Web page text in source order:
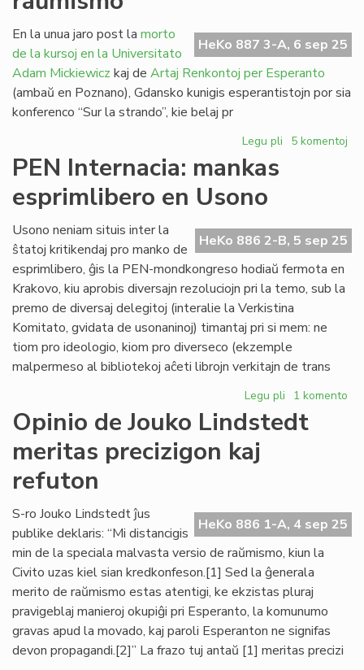
2025,
nun
presata
HeKo 887 3-A, 6 sep 25
En la unua jaro post la morto
de la kursoj en la Universitato
Adam Mickiewicz kaj de Artaj Renkontoj per Esperanto
(ambaŭ en Poznano), Gdansko kunigis esperantistojn por sia
konferenco “Sur la strando”, kie belaj pr
Legu pli pri
sen
ArKonEs,
sed
kun
raŭmismo
5 komentoj
PEN Internacia: mankas
esprimlibero en Usono
HeKo 886 2-B, 5 sep 25
Usono neniam situis inter la
ŝtatoj kritikendaj pro manko de
esprimlibero, ĝis la PEN-mondkongreso hodiaŭ fermota en
Krakovo, kiu aprobis diversajn rezoluciojn pri la temo, sub la
premo de diversaj delegitoj (interalie la Verkistina
Komitato, gvidata de usonaninoj) timantaj pri si mem: ne
tiom pro ideologio, kiom pro diverseco (ekzemple
malpermeso al bibliotekoj aĉeti librojn verkitajn de trans
Legu pli pri
PEN
Internacia:
1 komento
Opinio de Jouko Lindstedt
meritas precizigon kaj
refuton
HeKo 886 1-A, 4 sep 25
S-ro Jouko Lindstedt ĵus
publike deklaris: “Mi distancigis
min de la speciala malvasta versio de raŭmismo, kiun la
Civito uzas kiel sian kredkonfeson.[1] Sed la ĝenerala
merito de raŭmismo estas atentigi, ke ekzistas pluraj
pravigeblaj manieroj okupiĝi pri Esperanto, la komunumo
gravas apud la movado, kaj paroli Esperanton ne signifas
devon propagandi.[2]” La frazo tuj antaŭ [1] meritas precizi